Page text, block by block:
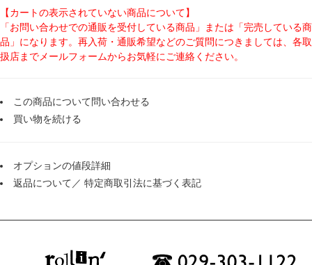
【カートの表示されていない商品について】
「お問い合わせでの通販を受付している商品」または「完売している商
品」になります。再入荷・通販希望などのご質問につきましては、各取
扱店までメールフォームからお気軽にご連絡ください。
この商品について問い合わせる
買い物を続ける
オプションの値段詳細
返品について／ 特定商取引法に基づく表記